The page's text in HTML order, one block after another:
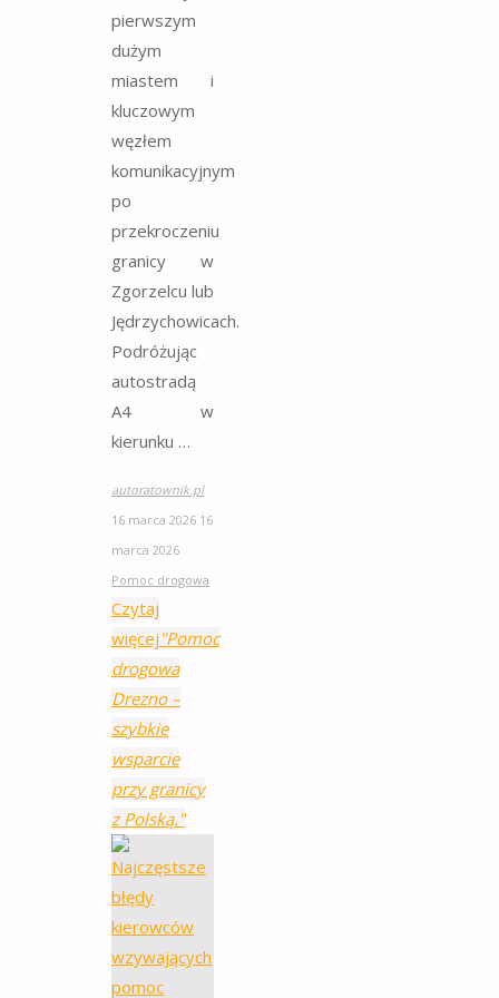
pierwszym
dużym
miastem i
kluczowym
węzłem
komunikacyjnym
po
przekroczeniu
granicy w
Zgorzelcu lub
Jędrzychowicach.
Podróżując
autostradą
A4 w
kierunku …
autoratownik.pl
16 marca 2026 16
marca 2026
Pomoc drogowa
Czytaj
więcej "Pomoc
drogowa
Drezno –
szybkie
wsparcie
przy granicy
z Polską."